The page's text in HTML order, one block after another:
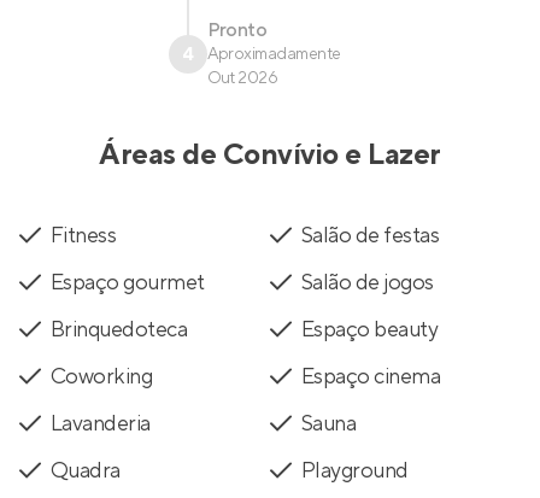
4
Pronto
Aproximadamente
Out 2026
Áreas de Convívio e Lazer
Fitness
Salão de festas
Espaço gourmet
Salão de jogos
Brinquedoteca
Espaço beauty
Coworking
Espaço cinema
Lavanderia
Sauna
Quadra
Playground